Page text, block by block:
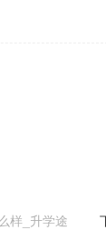
样_升学途